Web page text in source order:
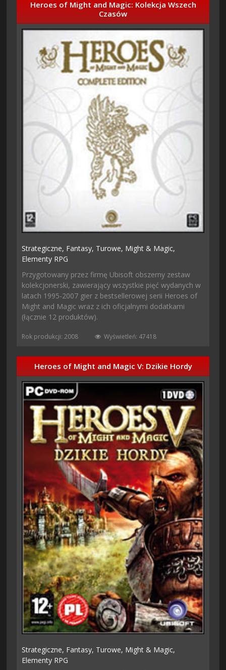
Heroes of Might and Magic: Kolekcja Wszech
Czasów
Strategiczne, Fantasy, Turowe, Might & Magic,
Elementy RPG
Przygotowany przez firmę Ubisoft obszerny zestaw
kolekcjonerski, zawierający wszystkie pięć wydanych w
latach 1995-2007 gier z bestsellerowej serii Heroes of
Might and Magic wraz z ich oficjalnymi dodatkami
(łącznie 12 produktów).
Rok produkcji: 2008 Wyświetleń: 47418
Heroes of Might and Magic V: Dzikie Hordy
Strategiczne, Fantasy, Turowe, Might & Magic,
Elementy RPG